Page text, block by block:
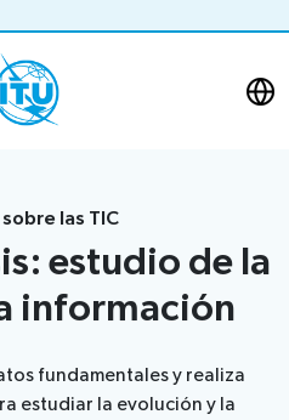
las TIC
estudio de la
información
fundamentales y realiza
estudiar la evolución y la